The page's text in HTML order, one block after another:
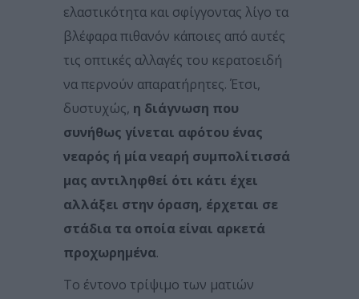
ελαστικότητα και σφίγγοντας λίγο τα
βλέφαρα πιθανόν κάποιες από αυτές
τις οπτικές αλλαγές του κερατοειδή
να περνούν απαρατήρητες. Έτσι,
δυστυχώς, η διάγνωση που
συνήθως γίνεται αφότου ένας
νεαρός ή μία νεαρή συμπολίτισσά
μας αντιληφθεί ότι κάτι έχει
αλλάξει στην όραση, έρχεται σε
στάδια τα οποία είναι αρκετά
προχωρημένα.
Το έντονο τρίψιμο των ματιών